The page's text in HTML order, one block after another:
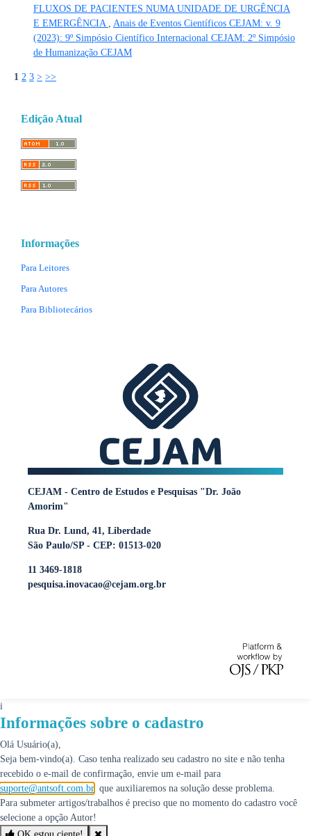
FLUXOS DE PACIENTES NUMA UNIDADE DE URGÊNCIA
E EMERGÊNCIA
Anais de Eventos Científicos CEJAM: v. 9
(2023): 9º Simpósio Científico Internacional CEJAM: 2º Simpósio
de Humanização CEJAM
1 2 3 > >>
Edição Atual
Informações
Para Leitores
Para Autores
Para Bibliotecários
CEJAM - Centro de Estudos e Pesquisas "Dr. João
Amorim"
Rua Dr. Lund, 41, Liberdade
São Paulo/SP - CEP: 01513-020
11 3469-1818
pesquisa.inovacao@cejam.org.br
i
Informações sobre o cadastro
Olá Usuário(a),
Seja bem-vindo(a). Caso tenha realizado seu cadastro no site e não tenha
recebido o e-mail de confirmação, envie um e-mail para
suporte@antsoft.com.br , que auxiliaremos na solução desse problema.
Para submeter artigos/trabalhos é preciso que no momento do cadastro você
selecione a opção Autor!